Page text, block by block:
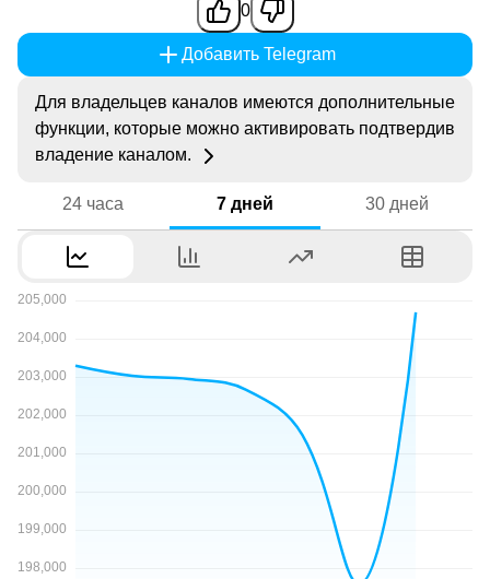
0
Добавить Telegram
Для владельцев каналов имеются дополнительные
функции, которые можно активировать подтвердив
владение каналом.
24 часа 7 дней 30 дней